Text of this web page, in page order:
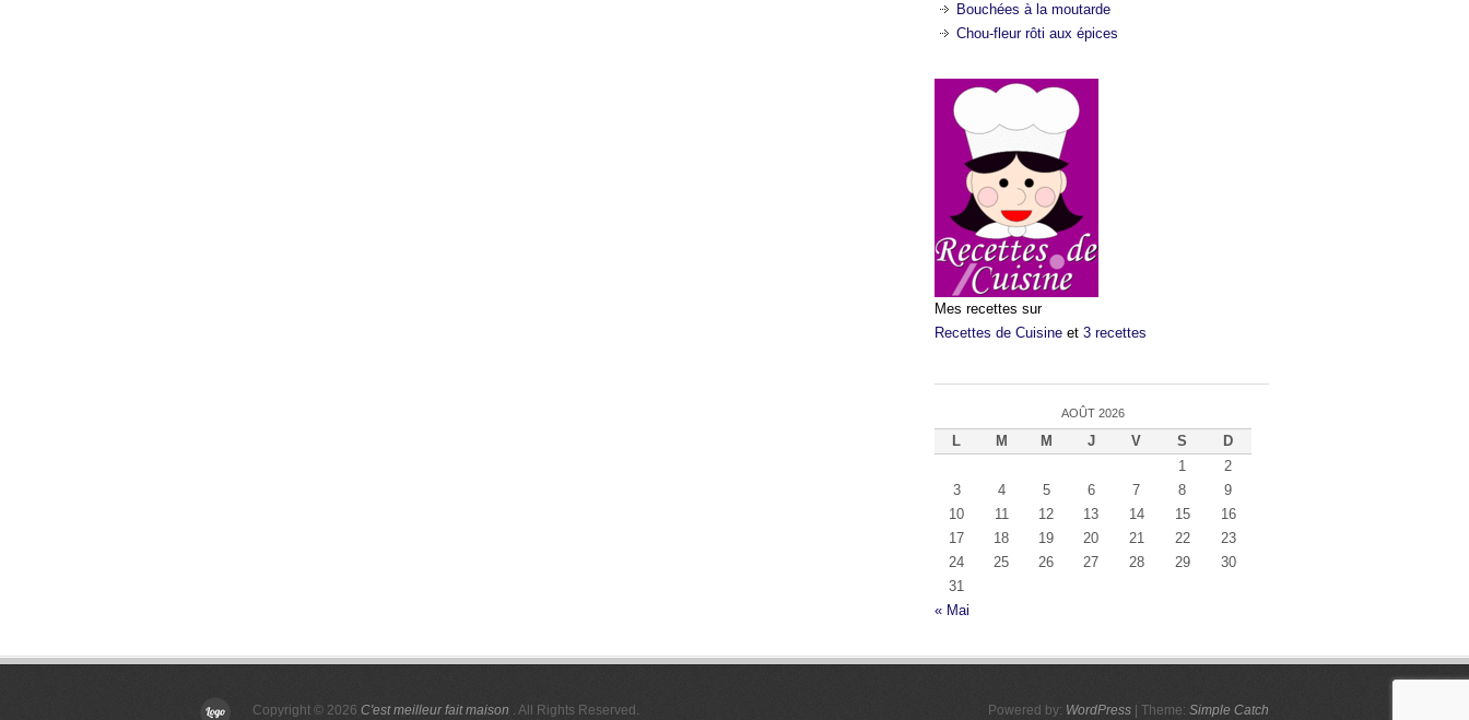
Bouchées à la moutarde
Chou-fleur rôti aux épices
Mes recettes sur
Recettes de Cuisineet 3 recettes
AOÛT 2026
L M M J V S
D
1
2
3
4 5 6 7 8
9
10
11 12 13 14 15
16
17
18 19 20 21 22
23
24
25 26 27 28 29
30
31
« Mai
Copyright © 2026 C'est meilleur fait maison . All Rights Reserved. Powered by: WordPress | Theme: Simple Catch